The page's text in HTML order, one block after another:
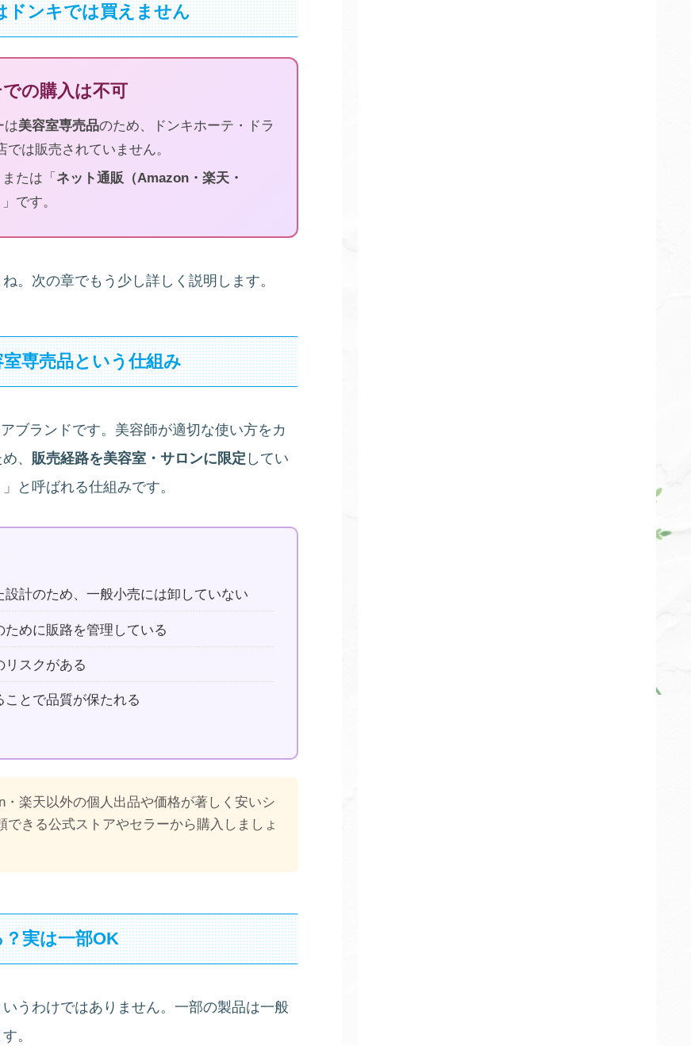
ドンキでは買えません
の購入は不可
は美容室専売品のため、ドンキホーテ・ドラ
は販売されていません。
たは「 ネット通販（Amazon・楽天・
」です。
。次の章でもう少し詳しく説明します。
専売品という仕組み
ブランドです。美容師が適切な使い方をカ
、 販売経路を美容室・サロンに限定 してい
と呼ばれる仕組みです。
計のため、一般小売には卸していない
めに販路を管理している
リスクがある
とで品質が保たれる
・楽天以外の個人出品や価格が著しく安いシ
きる公式ストアやセラーから購入しましょ
実は一部OK
うわけではありません。一部の製品は一般
。